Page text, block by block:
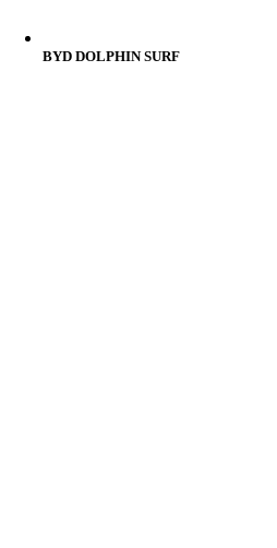
BYD DOLPHIN SURF